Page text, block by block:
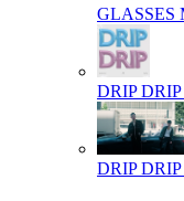
GLASSES
DRIP DRIP
DRIP DRIP